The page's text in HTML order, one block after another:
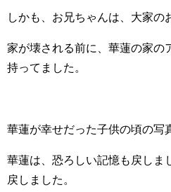
しかも、お兄ちゃんは、大家の
家が壊される前に、華蓮の家の
持ってました。
華蓮が幸せだった子供の頃の写
華蓮は、恐ろしい記憶も戻しま
戻しました。